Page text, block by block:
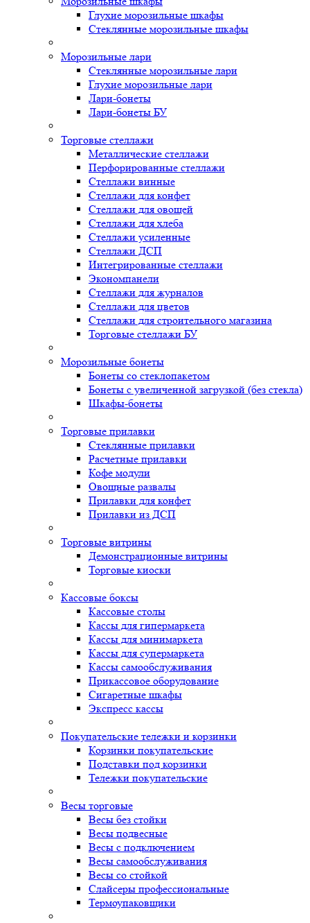
Глухие морозильные шкафы
Стеклянные морозильные шкафы
Морозильные лари
Стеклянные морозильные лари
Глухие морозильные лари
Лари-бонеты
Лари-бонеты БУ
Торговые стеллажи
Металлические стеллажи
Перфорированные стеллажи
Стеллажи винные
Стеллажи для конфет
Стеллажи для овощей
Стеллажи для хлеба
Стеллажи усиленные
Стеллажи ДСП
Интегрированные стеллажи
Экономпанели
Стеллажи для журналов
Стеллажи для цветов
Стеллажи для строительного магазина
Торговые стеллажи БУ
Морозильные бонеты
Бонеты со стеклопакетом
Бонеты с увеличенной загрузкой (без стекла)
Шкафы-бонеты
Торговые прилавки
Стеклянные прилавки
Расчетные прилавки
Кофе модули
Овощные развалы
Прилавки для конфет
Прилавки из ДСП
Торговые витрины
Демонстрационные витрины
Торговые киоски
Кассовые боксы
Кассовые столы
Кассы для гипермаркета
Кассы для минимаркета
Кассы для супермаркета
Кассы самообслуживания
Прикассовое оборудование
Сигаретные шкафы
Экспресс кассы
Покупательские тележки и корзинки
Корзинки покупательские
Подставки под корзинки
Тележки покупательские
Весы торговые
Весы без стойки
Весы подвесные
Весы с подключением
Весы самообслуживания
Весы со стойкой
Слайсеры профессиональные
Термоупаковщики